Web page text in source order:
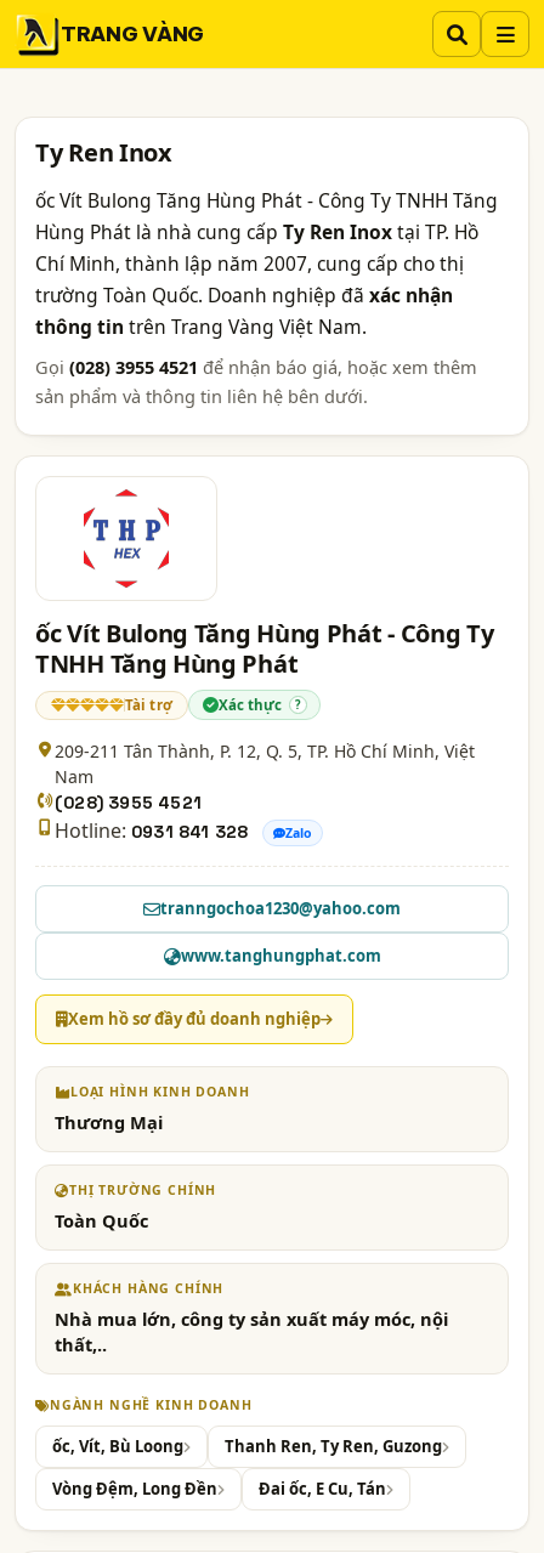
TRANG VÀNG
Ty Ren Inox
ốc Vít Bulong Tăng Hùng Phát - Công Ty TNHH Tăng
Hùng Phát là nhà cung cấp Ty Ren Inoxtại TP. Hồ
Chí Minh, thành lập năm 2007, cung cấp cho thị
trường Toàn Quốc. Doanh nghiệp đã xác nhận
thông tin trên Trang Vàng Việt Nam.
Gọi (028) 3955 4521 để nhận báo giá, hoặc xem thêm
sản phẩm và thông tin liên hệ bên dưới.
ốc Vít Bulong Tăng Hùng Phát - Công Ty
TNHH Tăng Hùng Phát
Tài trợ Xác thực ?
209-211 Tân Thành, P. 12, Q. 5, TP. Hồ Chí Minh, Việt
Nam
(028) 3955 4521
Hotline: 0931 841 328 Zalo
tranngochoa1230@yahoo.com
www.tanghungphat.com
Xem hồ sơ đầy đủ doanh nghiệp
LOẠI HÌNH KINH DOANH
Thương Mại
THỊ TRƯỜNG CHÍNH
Toàn Quốc
KHÁCH HÀNG CHÍNH
Nhà mua lớn, công ty sản xuất máy móc, nội
thất,..
NGÀNH NGHỀ KINH DOANH
ốc, Vít, Bù Loong
Thanh Ren, Ty Ren, Guzong
Vòng Đệm, Long Đền
Đai ốc, E Cu, Tán